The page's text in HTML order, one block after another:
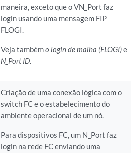
maneira, exceto que o VN_Port faz
login usando uma mensagem FIP
FLOGI.
Veja tambémo login de malha (FLOGI)e
N_Port ID.
Criação de uma conexão lógica com o
switch FC e o estabelecimento do
ambiente operacional de um nó.
Para dispositivos FC, um N_Port faz
login na rede FC enviando uma